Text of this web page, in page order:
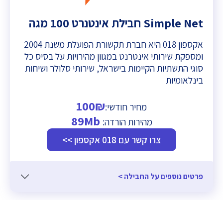
אקספון 018 היא חברת תקשורת הפועלת משנת 2004
ומספקת שירותי אינטרנט במגוון מהירויות על בסיס כל
סוגי התשתיות הקיימות בישראל, שירותי סלולר ושיחות
בינלאומיות
מחיר חודשי:100₪
מהירות הורדה:89Mb
צרו קשר עם 018 אקספון >>
פרטים נוספים על החבילה >